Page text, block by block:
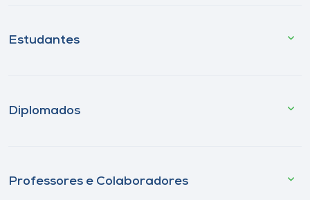
Estudantes
Diplomados
Professores e Colaboradores